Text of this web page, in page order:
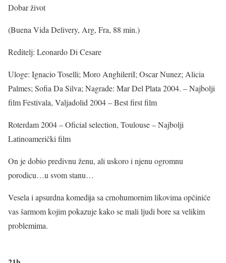
Dobar život
(Buena Vida Delivery, Arg, Fra, 88 min.)
Reditelj: Leonardo Di Cesare
Uloge: Ignacio Toselli; Moro AnghileriI; Oscar Nunez; Alicia
Palmes; Sofia Da Silva; Nagrade: Mar Del Plata 2004. – Najbolji
film Festivala, Valjadolid 2004 – Best first film
Roterdam 2004 – Oficial selection, Toulouse – Najbolji
Latinoamerički film
On je dobio predivnu ženu, ali uskoro i njenu ogromnu
porodicu…u svom stanu…
Vesela i apsurdna komedija sa crnohumornim likovima opčiniće
vas šarmom kojim pokazuje kako se mali ljudi bore sa velikim
problemima.